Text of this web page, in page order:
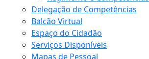
Delegação de Competências
Balcão Virtual
Espaço do Cidadão
Serviços Disponíveis
Mapas de Pessoal